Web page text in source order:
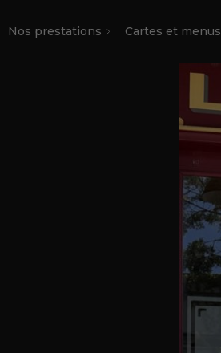
Nos prestations Cartes et menus